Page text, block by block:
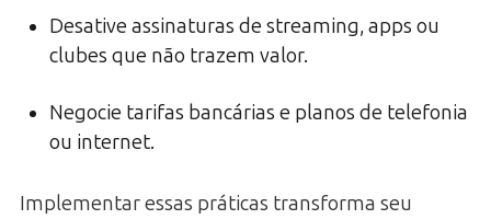
Desative assinaturas de streaming, apps ou
clubes que não trazem valor.
Negocie tarifas bancárias e planos de telefonia
ou internet.
Implementar essas práticas transforma seu